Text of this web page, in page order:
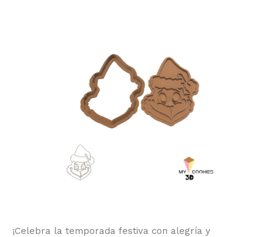
¡Celebra la temporada festiva con alegría y